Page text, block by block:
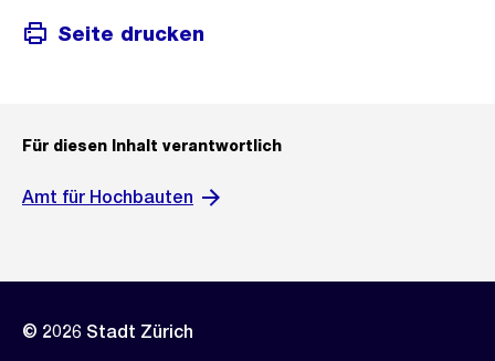
Seite drucken
Für diesen Inhalt verantwortlich
Amt für Hochbauten
© 2026 Stadt Zürich